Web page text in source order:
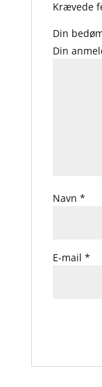
Krævede
Din
Din
Navn *
E-mail *